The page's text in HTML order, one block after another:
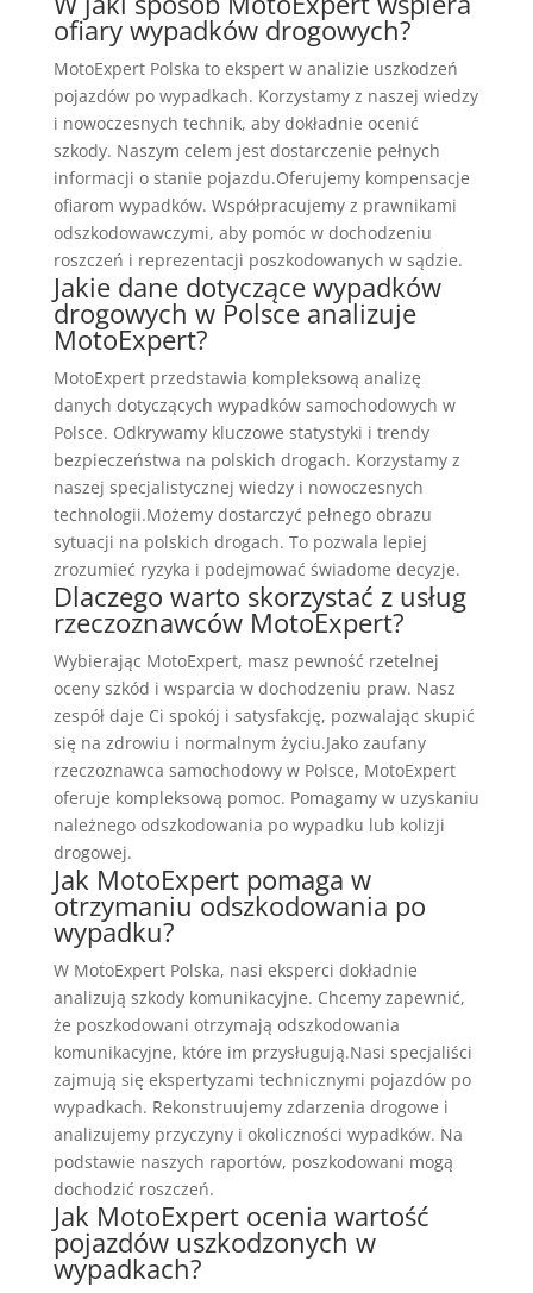
ofiary wypadków drogowych?
MotoExpert Polska to ekspert w analizie uszkodzeń
pojazdów po wypadkach. Korzystamy z naszej wiedzy
i nowoczesnych technik, aby dokładnie ocenić
szkody. Naszym celem jest dostarczenie pełnych
informacji o stanie pojazdu.Oferujemy kompensacje
ofiarom wypadków. Współpracujemy z prawnikami
odszkodowawczymi, aby pomóc w dochodzeniu
roszczeń i reprezentacji poszkodowanych w sądzie.
Jakie dane dotyczące wypadków
drogowych w Polsce analizuje
MotoExpert?
MotoExpert przedstawia kompleksową analizę
danych dotyczących wypadków samochodowych w
Polsce. Odkrywamy kluczowe statystyki i trendy
bezpieczeństwa na polskich drogach. Korzystamy z
naszej specjalistycznej wiedzy i nowoczesnych
technologii.Możemy dostarczyć pełnego obrazu
sytuacji na polskich drogach. To pozwala lepiej
zrozumieć ryzyka i podejmować świadome decyzje.
Dlaczego warto skorzystać z usług
rzeczoznawców MotoExpert?
Wybierając MotoExpert, masz pewność rzetelnej
oceny szkód i wsparcia w dochodzeniu praw. Nasz
zespół daje Ci spokój i satysfakcję, pozwalając skupić
się na zdrowiu i normalnym życiu.Jako zaufany
rzeczoznawca samochodowy w Polsce, MotoExpert
oferuje kompleksową pomoc. Pomagamy w uzyskaniu
należnego odszkodowania po wypadku lub kolizji
drogowej.
Jak MotoExpert pomaga w
otrzymaniu odszkodowania po
wypadku?
W MotoExpert Polska, nasi eksperci dokładnie
analizują szkody komunikacyjne. Chcemy zapewnić,
że poszkodowani otrzymają odszkodowania
komunikacyjne, które im przysługują.Nasi specjaliści
zajmują się ekspertyzami technicznymi pojazdów po
wypadkach. Rekonstruujemy zdarzenia drogowe i
analizujemy przyczyny i okoliczności wypadków. Na
podstawie naszych raportów, poszkodowani mogą
dochodzić roszczeń.
Jak MotoExpert ocenia wartość
pojazdów uszkodzonych w
wypadkach?